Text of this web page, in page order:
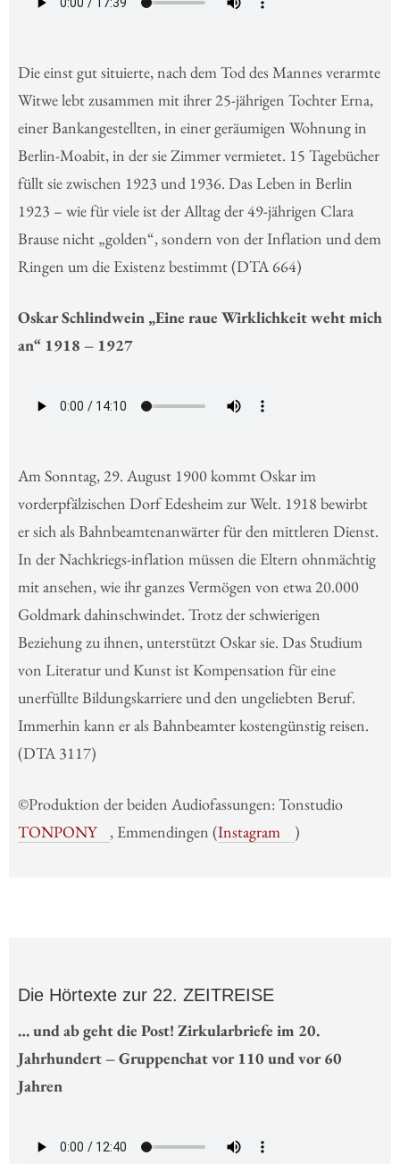
Die einst gut situierte, nach dem Tod des Mannes verarmte
Witwe lebt zusammen mit ihrer 25-jährigen Tochter Erna,
einer Bankangestellten, in einer geräumigen Wohnung in
Berlin-Moabit, in der sie Zimmer vermietet. 15 Tagebücher
füllt sie zwischen 1923 und 1936. Das Leben in Berlin
1923 – wie für viele ist der Alltag der 49-jährigen Clara
Brause nicht „golden“, sondern von der Inflation und dem
Ringen um die Existenz bestimmt (DTA 664)
Oskar Schlindwein „Eine raue Wirklichkeit weht mich
an“ 1918 – 1927
Am Sonntag, 29. August 1900 kommt Oskar im
vorderpfälzischen Dorf Edesheim zur Welt. 1918 bewirbt
er sich als Bahnbeamtenanwärter für den mittleren Dienst.
In der Nachkriegs-inflation müssen die Eltern ohnmächtig
mit ansehen, wie ihr ganzes Vermögen von etwa 20.000
Goldmark dahinschwindet. Trotz der schwierigen
Beziehung zu ihnen, unterstützt Oskar sie. Das Studium
von Literatur und Kunst ist Kompensation für eine
unerfüllte Bildungskarriere und den ungeliebten Beruf.
Immerhin kann er als Bahnbeamter kostengünstig reisen.
(DTA 3117)
©Produktion der beiden Audiofassungen: Tonstudio
TONPONY
, Emmendingen (Instagram )
Die Hörtexte zur 22. ZEITREISE
… und ab geht die Post! Zirkularbriefe im 20.
Jahrhundert – Gruppenchat vor 110 und vor 60
Jahren